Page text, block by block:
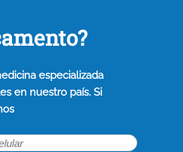
especializada
en nuestro país. Si